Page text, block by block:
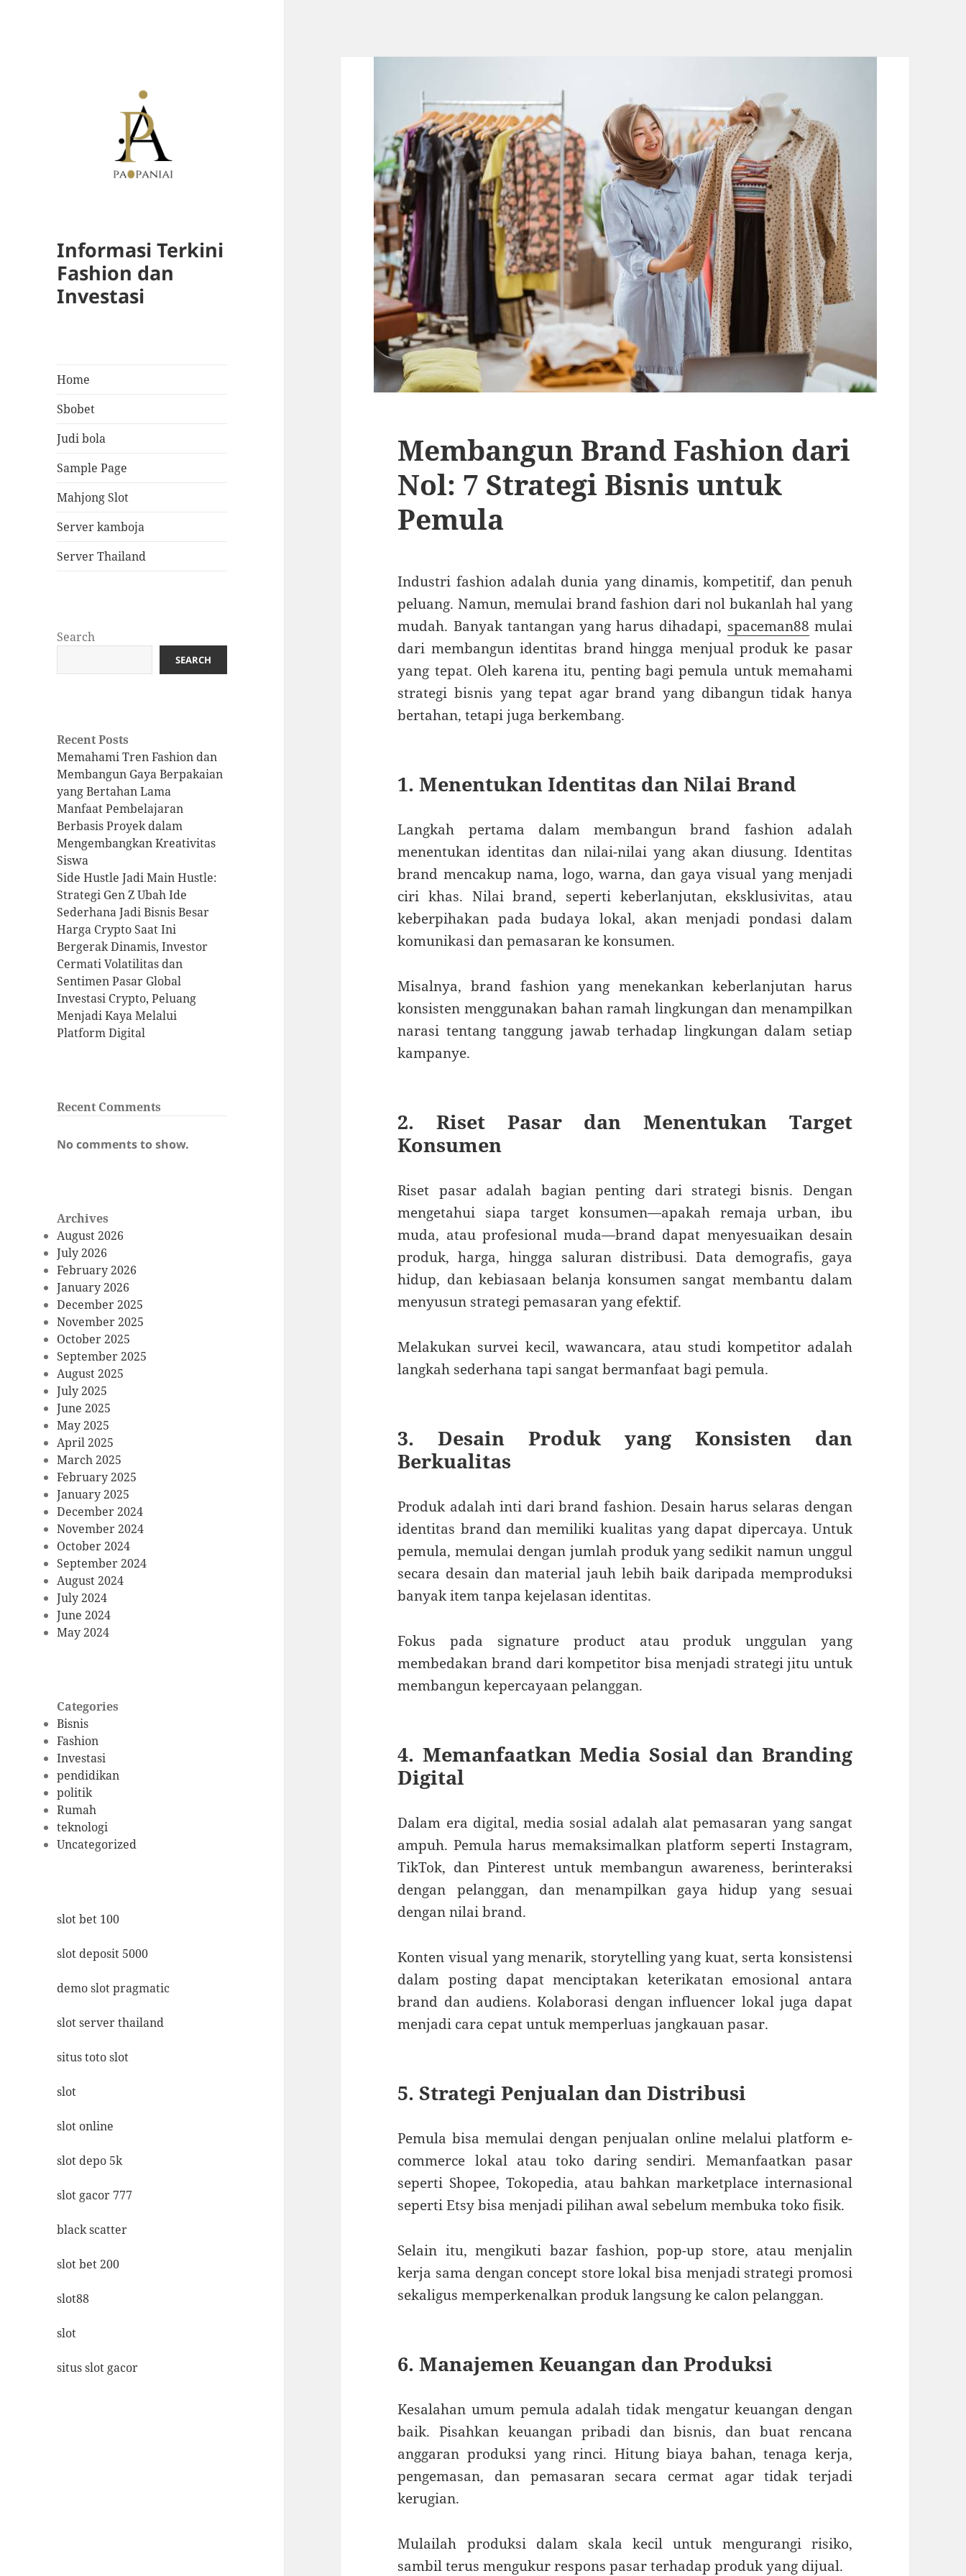
Informasi Terkini
Fashion dan
Investasi
Home
Sbobet
Judi bola
Sample Page
Mahjong Slot
Server kamboja
Server Thailand
Search
SEARCH
Recent Posts
Memahami Tren Fashion dan
Membangun Gaya Berpakaian
yang Bertahan Lama
Manfaat Pembelajaran
Berbasis Proyek dalam
Mengembangkan Kreativitas
Siswa
Side Hustle Jadi Main Hustle:
Strategi Gen Z Ubah Ide
Sederhana Jadi Bisnis Besar
Harga Crypto Saat Ini
Bergerak Dinamis, Investor
Cermati Volatilitas dan
Sentimen Pasar Global
Investasi Crypto, Peluang
Menjadi Kaya Melalui
Platform Digital
Recent Comments
No comments to show.
Archives
August 2026
July 2026
February 2026
January 2026
December 2025
November 2025
October 2025
September 2025
August 2025
July 2025
June 2025
May 2025
April 2025
March 2025
February 2025
January 2025
December 2024
November 2024
October 2024
September 2024
August 2024
July 2024
June 2024
May 2024
Categories
Bisnis
Fashion
Investasi
pendidikan
politik
Rumah
teknologi
Uncategorized
slot bet 100
slot deposit 5000
demo slot pragmatic
slot server thailand
situs toto slot
slot
slot online
slot depo 5k
slot gacor 777
black scatter
slot bet 200
slot88
slot
situs slot gacor
Membangun Brand Fashion dari
Nol: 7 Strategi Bisnis untuk
Pemula
Industri fashion adalah dunia yang dinamis, kompetitif, dan penuh
peluang. Namun, memulai brand fashion dari nol bukanlah hal yang
mudah. Banyak tantangan yang harus dihadapi, spaceman88 mulai
dari membangun identitas brand hingga menjual produk ke pasar
yang tepat. Oleh karena itu, penting bagi pemula untuk memahami
strategi bisnis yang tepat agar brand yang dibangun tidak hanya
bertahan, tetapi juga berkembang.
1. Menentukan Identitas dan Nilai Brand
Langkah pertama dalam membangun brand fashion adalah
menentukan identitas dan nilai-nilai yang akan diusung. Identitas
brand mencakup nama, logo, warna, dan gaya visual yang menjadi
ciri khas. Nilai brand, seperti keberlanjutan, eksklusivitas, atau
keberpihakan pada budaya lokal, akan menjadi pondasi dalam
komunikasi dan pemasaran ke konsumen.
Misalnya, brand fashion yang menekankan keberlanjutan harus
konsisten menggunakan bahan ramah lingkungan dan menampilkan
narasi tentang tanggung jawab terhadap lingkungan dalam setiap
kampanye.
2. Riset Pasar dan Menentukan Target
Konsumen
Riset pasar adalah bagian penting dari strategi bisnis. Dengan
mengetahui siapa target konsumen—apakah remaja urban, ibu
muda, atau profesional muda—brand dapat menyesuaikan desain
produk, harga, hingga saluran distribusi. Data demografis, gaya
hidup, dan kebiasaan belanja konsumen sangat membantu dalam
menyusun strategi pemasaran yang efektif.
Melakukan survei kecil, wawancara, atau studi kompetitor adalah
langkah sederhana tapi sangat bermanfaat bagi pemula.
3. Desain Produk yang Konsisten dan
Berkualitas
Produk adalah inti dari brand fashion. Desain harus selaras dengan
identitas brand dan memiliki kualitas yang dapat dipercaya. Untuk
pemula, memulai dengan jumlah produk yang sedikit namun unggul
secara desain dan material jauh lebih baik daripada memproduksi
banyak item tanpa kejelasan identitas.
Fokus pada signature product atau produk unggulan yang
membedakan brand dari kompetitor bisa menjadi strategi jitu untuk
membangun kepercayaan pelanggan.
4. Memanfaatkan Media Sosial dan Branding
Digital
Dalam era digital, media sosial adalah alat pemasaran yang sangat
ampuh. Pemula harus memaksimalkan platform seperti Instagram,
TikTok, dan Pinterest untuk membangun awareness, berinteraksi
dengan pelanggan, dan menampilkan gaya hidup yang sesuai
dengan nilai brand.
Konten visual yang menarik, storytelling yang kuat, serta konsistensi
dalam posting dapat menciptakan keterikatan emosional antara
brand dan audiens. Kolaborasi dengan influencer lokal juga dapat
menjadi cara cepat untuk memperluas jangkauan pasar.
5. Strategi Penjualan dan Distribusi
Pemula bisa memulai dengan penjualan online melalui platform e-
commerce lokal atau toko daring sendiri. Memanfaatkan pasar
seperti Shopee, Tokopedia, atau bahkan marketplace internasional
seperti Etsy bisa menjadi pilihan awal sebelum membuka toko fisik.
Selain itu, mengikuti bazar fashion, pop-up store, atau menjalin
kerja sama dengan concept store lokal bisa menjadi strategi promosi
sekaligus memperkenalkan produk langsung ke calon pelanggan.
6. Manajemen Keuangan dan Produksi
Kesalahan umum pemula adalah tidak mengatur keuangan dengan
baik. Pisahkan keuangan pribadi dan bisnis, dan buat rencana
anggaran produksi yang rinci. Hitung biaya bahan, tenaga kerja,
pengemasan, dan pemasaran secara cermat agar tidak terjadi
kerugian.
Mulailah produksi dalam skala kecil untuk mengurangi risiko,
sambil terus mengukur respons pasar terhadap produk yang dijual.